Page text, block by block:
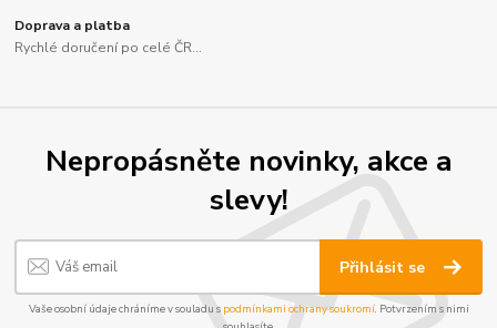
Doprava a platba
Rychlé doručení po celé ČR...
Nepropásněte novinky, akce a
slevy!
Přihlásit se
Vaše osobní údaje chráníme v souladu s podmínkami ochrany soukromí. Potvrzením s nimi